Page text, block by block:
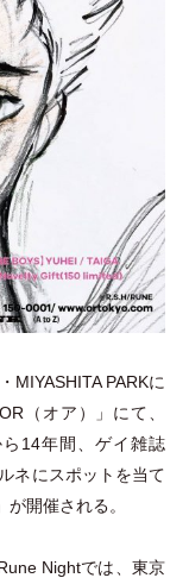
・ MIYASHITA PARKに
OR （ オア ） 」 にて、
14年間、ゲイ雑誌
ネにスポットを当て
が開催される。
Nightでは、東京